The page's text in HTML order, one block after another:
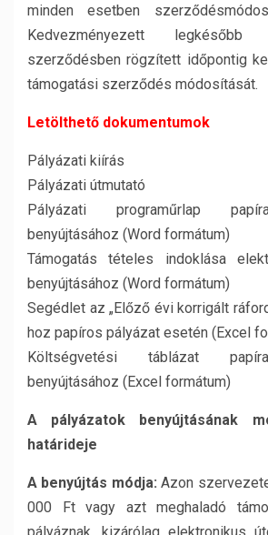
minden esetben
Kedvezményezett
szerződésben rögzített időpontig
támogatási szerződés módosítását.
Letölthető dokumentumok
Pályázati kiírás
Pályázati útmutató
Pályázati programűrlap
benyújtásához (Word formátum)
Támogatás tételes indoklása
benyújtásához (Word formátum)
Segédlet az „Előző évi korrigált
hoz papíros pályázat esetén (Excel
Költségvetési táblázat
benyújtásához (Excel formátum)
A pályázatok benyújtásának
határideje
A benyújtás módja: Azon
000 Ft vagy azt meghaladó